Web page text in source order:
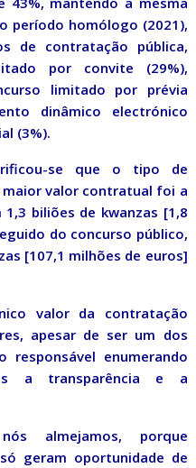
período homólogo (2021),
de contratação pública,
por convite (29%),
limitado por prévia
dinâmico electrónico
(3%).
se que o tipo de
valor contratual foi a
biliões de kwanzas [1,8
do concurso público,
[107,1 milhões de euros]
valor da contratação
apesar de ser um dos
responsável enumerando
a transparência e a
almejamos, porque
geram oportunidade de